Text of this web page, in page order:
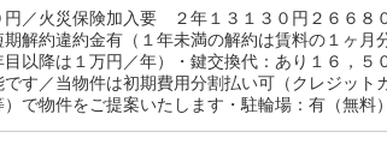
／火災保険加入要 ２年１３１３０円２６６８
解約違約金有（１年未満の解約は賃料の１ヶ月
以降は１万円／年）・鍵交換代：あり１６，５
す／当物件は初期費用分割払い可（クレジット
で物件をご提案いたします・駐輪場：有（無料